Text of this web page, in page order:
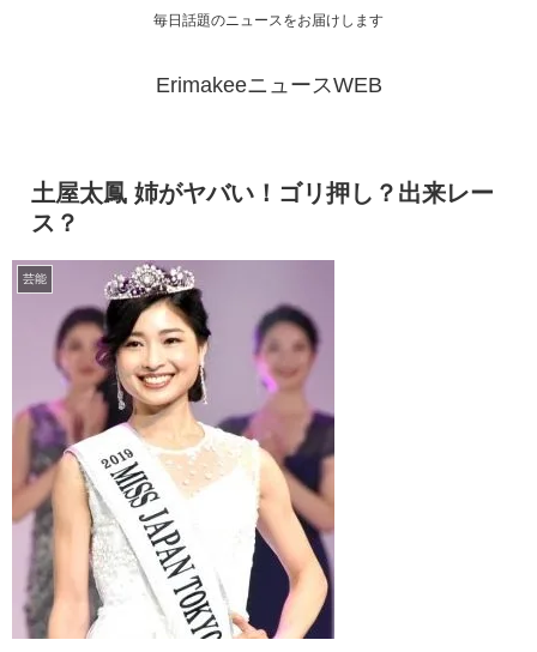
毎日話題のニュースをお届けします
ErimakeeニュースWEB
土屋太鳳 姉がヤバい！ゴリ押し？出来レー
ス？
芸能